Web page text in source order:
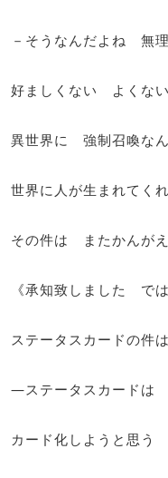
－そうなんだよね 無
好ましくない よくない
異世界に 強制召喚な
世界に人が生まれてく
その件は またかんが
《承知致しました で
ステータスカードの件
―ステータスカードは
カード化しようと思う